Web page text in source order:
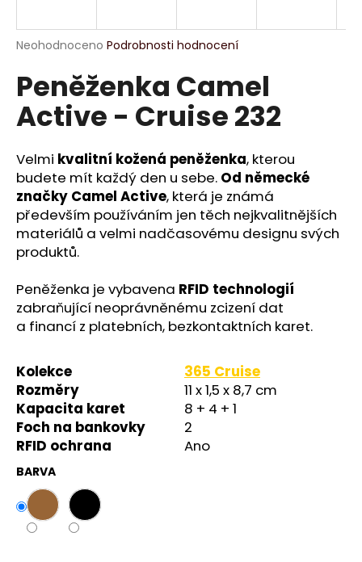
Průměrné
produktu
je
0,0
z
hvězdiček.
Neohodnoceno Podrobnosti hodnocení
Peněženka Camel
Active - Cruise 232
Velmi kvalitní kožená peněženka, kterou
budete mít každý den u sebe. Od německé
značky Camel Active, která je známá
především používáním jen těch nejkvalitnějších
materiálů a velmi nadčasovému designu svých
produktů.
Peněženka je vybavena RFID technologií
zabraňující neoprávněnému zcizení dat
a financí z platebních, bezkontaktních karet.
Kolekce
365 Cruise
Rozměry
11 x 1,5 x 8,7 cm
Kapacita karet
8 + 4 + 1
Foch na bankovky
2
RFID ochrana
Ano
BARVA
j
t
?
HLEDAT
D
p
o
r
č
u
j
e
m
e